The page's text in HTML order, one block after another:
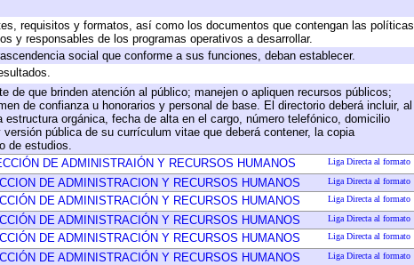
requisitos y formatos, así como los documentos que contengan las políticas
y responsables de los programas operativos a desarrollar.
social que conforme a sus funciones, deban establecer.
que brinden atención al público; manejen o apliquen recursos públicos;
de confianza u honorarios y personal de base. El directorio deberá incluir, al
orgánica, fecha de alta en el cargo, número telefónico, domicilio
pública de su currículum vitae que deberá contener, la copia
de estudios.
DE ADMINISTRAIÓN Y RECURSOS HUMANOS Liga Directa al formato
DE ADMINISTRACION Y RECURSOS HUMANOS Liga Directa al formato
DE ADMINISTRACIÓN Y RECURSOS HUMANOS Liga Directa al formato
DE ADMINISTRACIÓN Y RECURSOS HUMANOS Liga Directa al formato
DE ADMINISTRACIÓN Y RECURSOS HUMANOS Liga Directa al formato
DE ADMINISTRACIÓN Y RECURSOS HUMANOS Liga Directa al formato